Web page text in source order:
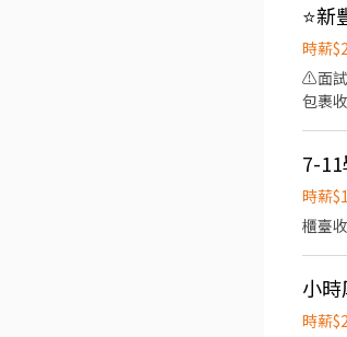
07:00～12:00 🗓️
休六、日 .˚⊹ ⁺‧【薪資制度】‧⁺ ⊹˚. ☀️ 早班：219 /H 🌙 晚班：239 /H .˚⊹ ⁺‧【
法給
具油資修
會跑附近
https://
的職
⭐
時薪
⚠️面
包裹
(上班
天，
快，
⸻ 1️⃣
圖職
7-
時薪
櫃臺
小
時薪